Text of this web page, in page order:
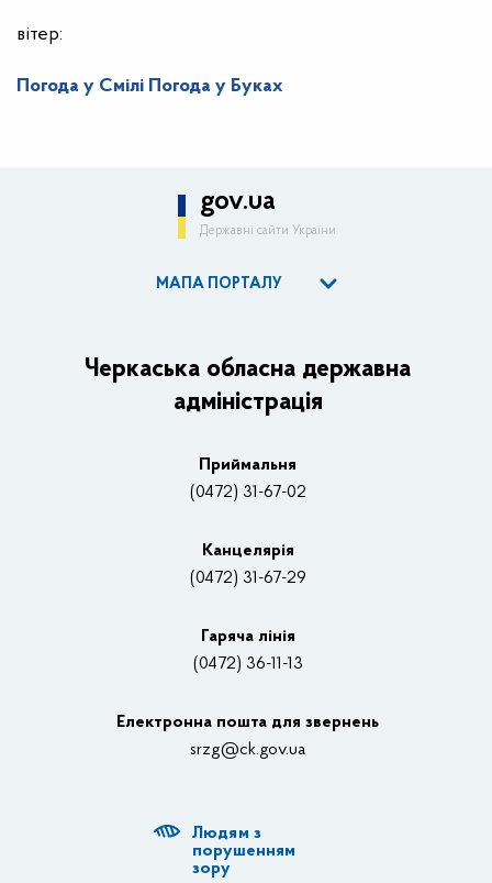
вітер:
Погода у Смілі Погода у Буках
gov.ua
Державні сайти України
МАПА ПОРТАЛУ
Керівництво адміністрації
Основні завдання та нормативно-правові засади
Нагороди
Контакти
Відеотрансляції
Структурні підрозділи ОДА
Діяльність ОДА
Черкаська обласна державна
адміністрація
Приймальня
(0472) 31-67-02
Канцелярiя
(0472) 31-67-29
Гаряча лінія
(0472) 36-11-13
Електронна пошта для звернень
srzg@ck.gov.ua
Людям з
порушенням
зору